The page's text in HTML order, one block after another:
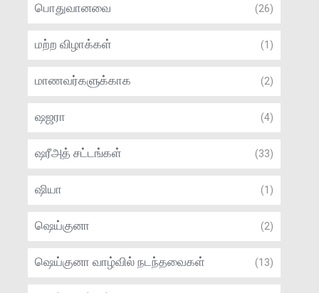
பொதுவானவை (26)
மற்ற விழாக்கள் (1)
மாணவர்களுக்காக (2)
ஷஜரா (4)
ஷரீஅத் சட்டங்கள் (33)
ஷியா (1)
ஷெய்குனா (2)
ஷெய்குனா வாழ்வில் நடந்தவைகள் (13)